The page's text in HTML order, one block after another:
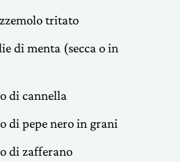
tritato
di menta (secca o in
di cannella
di pepe nero in grani
di zafferano